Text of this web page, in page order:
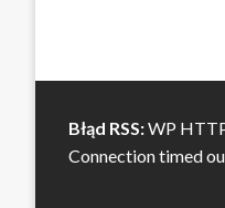
Błąd RSS:WP
Connection timed